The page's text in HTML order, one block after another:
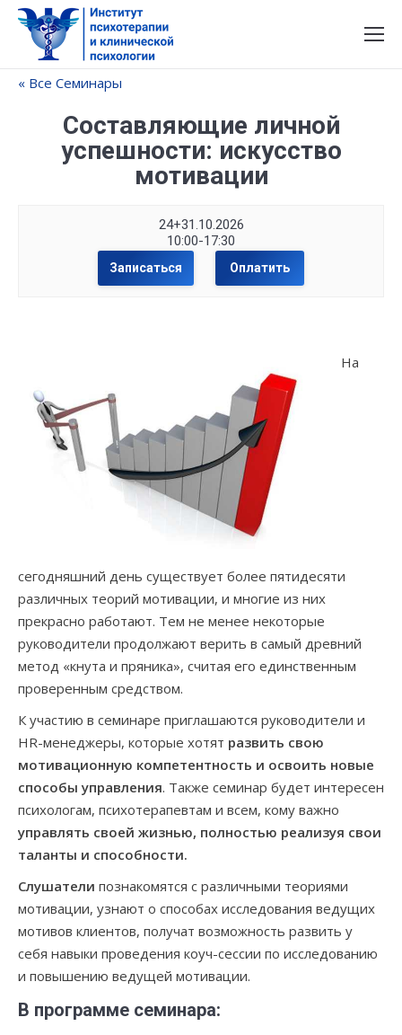
« Все Семинары
Составляющие личной
успешности: искусство
мотивации
24+31.10.2026
10:00-17:30
Записаться Оплатить
На
сегодняшний день существует более пятидесяти
различных теорий мотивации, и многие из них
прекрасно работают. Тем не менее некоторые
руководители продолжают верить в самый древний
метод «кнута и пряника», считая его единственным
проверенным средством.
К участию в семинаре приглашаются руководители и
HR-менеджеры, которые хотят развить свою
мотивационную компетентность и освоить новые
способы управления. Также семинар будет интересен
психологам, психотерапевтам и всем, кому важно
управлять своей жизнью, полностью реализуя свои
таланты и способности.
Слушатели познакомятся с различными теориями
мотивации, узнают о способах исследования ведущих
мотивов клиентов, получат возможность развить у
себя навыки проведения коуч-сессии по исследованию
и повышению ведущей мотивации.
В программе семинара: